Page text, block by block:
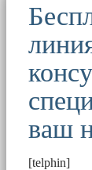
ваш
[telphin]